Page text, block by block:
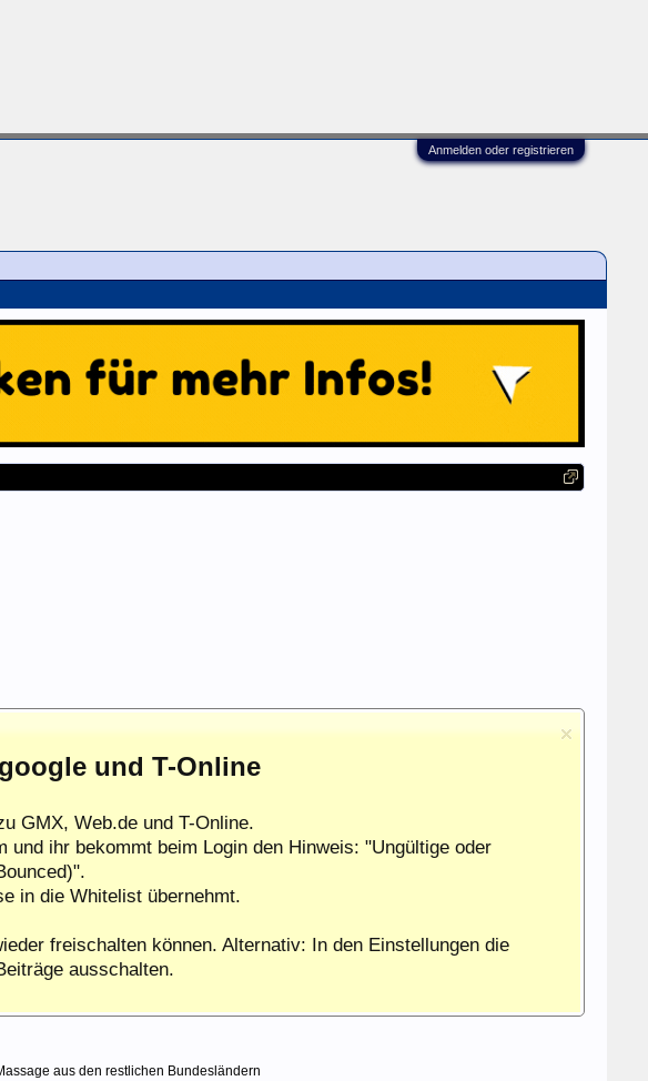
Anmelden oder registrieren
und T-Online
GMX, Web.de und T-Online.
ihr bekommt beim Login den Hinweis: "Ungültige oder
in die Whitelist übernehmt.
freischalten können. Alternativ: In den Einstellungen die
ausschalten.
aus den restlichen Bundesländern